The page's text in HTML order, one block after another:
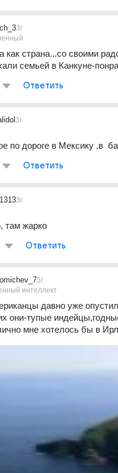
3г
как страна...со своими
семьей в Канкуне-
Ответить
3г
по дороге в Мексику ,в
Ответить
3г
там жарко
Ответить
интеллект
3г
давно уже
они-тупые
мне хотелось бы в